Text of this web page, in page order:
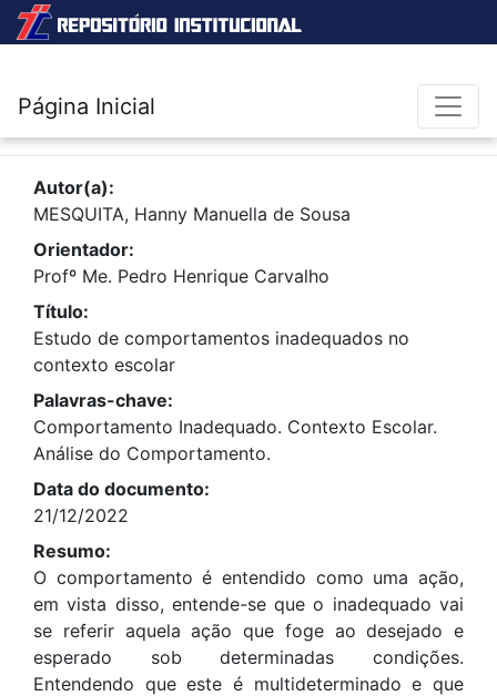
Página Inicial
Autor(a):
MESQUITA, Hanny Manuella de Sousa
Orientador:
Profº Me. Pedro Henrique Carvalho
Título:
Estudo de comportamentos inadequados no
contexto escolar
Palavras-chave:
Comportamento Inadequado. Contexto Escolar.
Análise do Comportamento.
Data do documento:
21/12/2022
Resumo:
O comportamento é entendido como uma ação,
em vista disso, entende-se que o inadequado vai
se referir aquela ação que foge ao desejado e
esperado sob determinadas condições.
Entendendo que este é multideterminado e que